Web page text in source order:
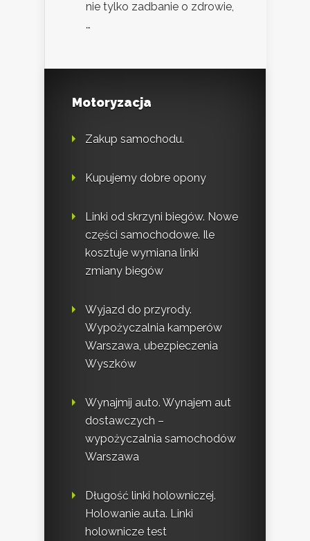
nie tylko zadbanie o zdrowie,
…
Motoryzacja
Zakup samochodu.
Kupujemy dobre opony
Linki od skrzyni biegów. Nowe
części samochodowe. Ile
kosztuje wymiana linki
zmiany biegów
Wyjazd do przyrody.
Wypożyczalnia kamperów
Warszawa, ubezpieczenia
Wyszków
Wynajmij auto. Wynajem aut
dostawczych –
wypożyczalnia samochodów
Warszawa
Długość linki holowniczej.
Holowanie auta. Linki
holownicze test